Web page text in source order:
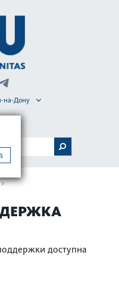
на-Дону
доступна